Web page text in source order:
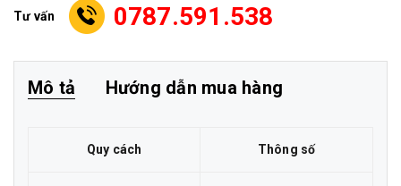
Tư vấn 0787.591.538
Mô tả Hướng dẫn mua hàng
Quy cách Thông số